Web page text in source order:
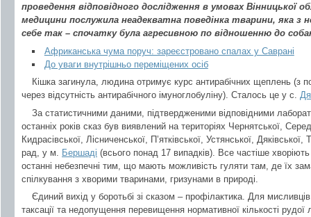
проведення відповідного дослідження в умовах Вінницької
медицини послужила неадекватна поведінка тварини, яка з
себе так – спочатку була агресивною по відношенню до
Африканська чума поруч: зареєстровано спалах у Саврані
До уваги внутрішньо переміщених осіб
Кішка загинула, людина отримує курс антирабічних щеплень (з
через відсутність антирабічного імуноглобуліну). Сталось це у с.
За статистичними даними, підтвердженими відповідними
останніх років сказ був виявлений на територіях Чернятської,
Кидрасівської, Лісниченської, П’ятківської, Устянської, Дяківської,
рад, у м.
Бершаді (всього понад 17 випадків). Все частіше
останні небезпечні тим, що мають можливість гуляти там, де їх
спілкування з хворими тваринами, гризунами в природі.
Єдиний вихід у боротьбі зі сказом – профілактика. Для
таксації та недопущення перевищення нормативної кількості рудої